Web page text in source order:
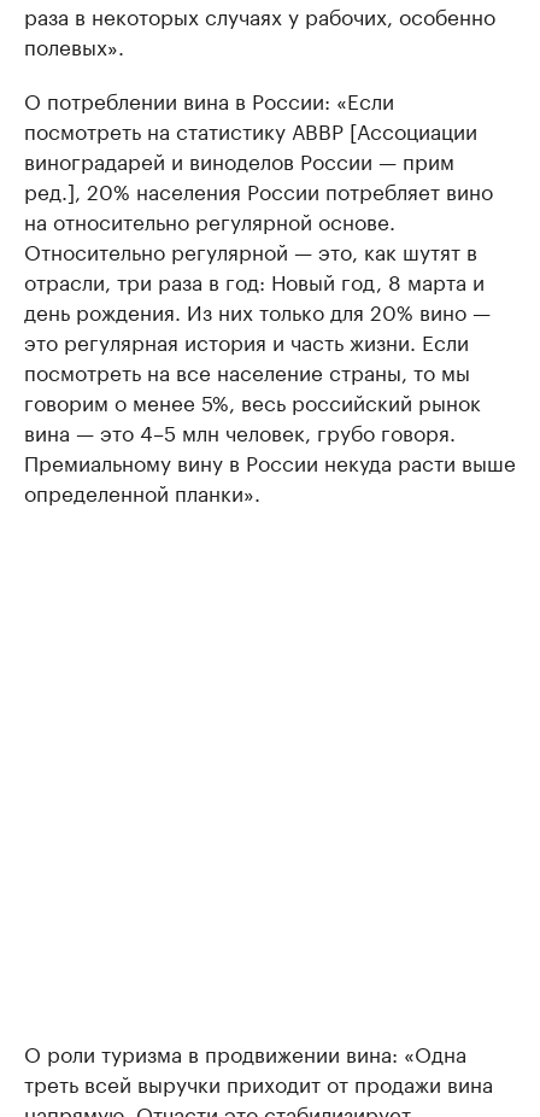
раза в некоторых случаях у рабочих, особенно
полевых».
О потреблении вина в России: «Если
посмотреть на статистику АВВР [Ассоциации
виноградарей и виноделов России — прим
ред.], 20% населения России потребляет вино
на относительно регулярной основе.
Относительно регулярной — это, как шутят в
отрасли, три раза в год: Новый год, 8 марта и
день рождения. Из них только для 20% вино —
это регулярная история и часть жизни. Если
посмотреть на все население страны, то мы
говорим о менее 5%, весь российский рынок
вина — это 4–5 млн человек, грубо говоря.
Премиальному вину в России некуда расти выше
определенной планки».
О роли туризма в продвижении вина: «Одна
треть всей выручки приходит от продажи вина